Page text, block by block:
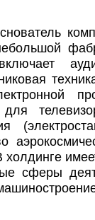
для
сферы